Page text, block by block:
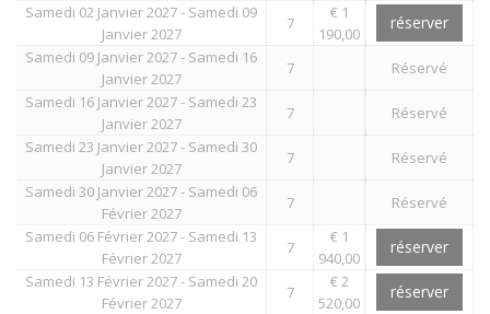
Samedi 02 Janvier 2027 - Samedi 09
Janvier 2027
7
€ 1
190,00
réserver
Samedi 09 Janvier 2027 - Samedi 16
Janvier 2027
7
Réservé
Samedi 16 Janvier 2027 - Samedi 23
Janvier 2027
7
Réservé
Samedi 23 Janvier 2027 - Samedi 30
Janvier 2027
7
Réservé
Samedi 30 Janvier 2027 - Samedi 06
Février 2027
7
Réservé
Samedi 06 Février 2027 - Samedi 13
Février 2027
7
€ 1
940,00
réserver
Samedi 13 Février 2027 - Samedi 20
Février 2027
7
€ 2
520,00
réserver